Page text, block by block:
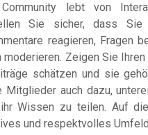
lebt von
Sie sicher, dass
reagieren, Fragen
Zeigen Sie Ihren
schätzen und sie
Mitglieder auch dazu,
Wissen zu teilen. Auf
und respektvolles